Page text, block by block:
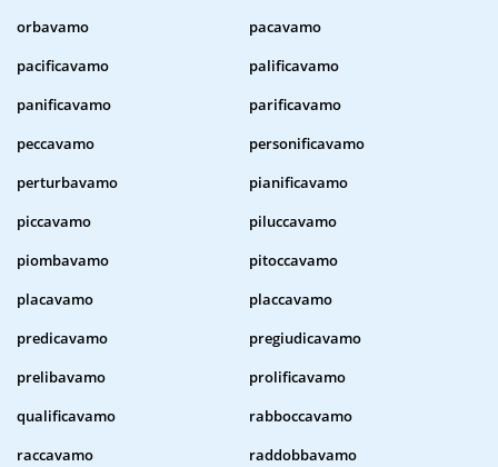
orbavamo
pacavamo
pacificavamo
palificavamo
panificavamo
parificavamo
peccavamo
personificavamo
perturbavamo
pianificavamo
piccavamo
piluccavamo
piombavamo
pitoccavamo
placavamo
placcavamo
predicavamo
pregiudicavamo
prelibavamo
prolificavamo
qualificavamo
rabboccavamo
raccavamo
raddobbavamo